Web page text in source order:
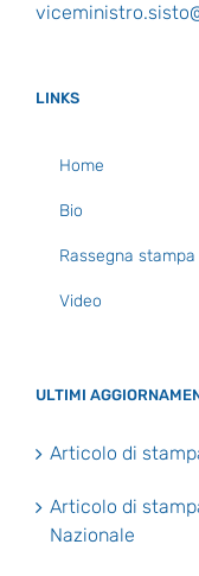
LINKS
Home
Bio
Rassegna stampa
Video
ULTIMI
Articolo di
Articolo di
Nazionale